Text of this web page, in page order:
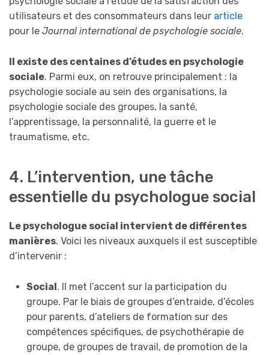
utilisateurs et des consommateurs dans leur article
pour le Journal international de psychologie sociale.
Il existe des centaines d’études en psychologie
sociale. Parmi eux, on retrouve principalement : la
psychologie sociale au sein des organisations, la
psychologie sociale des groupes, la santé,
l’apprentissage, la personnalité, la guerre et le
traumatisme, etc.
4. L’intervention, une tâche
essentielle du psychologue social
Le psychologue social intervient de différentes
manières. Voici les niveaux auxquels il est susceptible
d’intervenir :
Social. Il met l’accent sur la participation du
groupe. Par le biais de groupes d’entraide, d’écoles
pour parents, d’ateliers de formation sur des
compétences spécifiques, de psychothérapie de
groupe, de groupes de travail, de promotion de la